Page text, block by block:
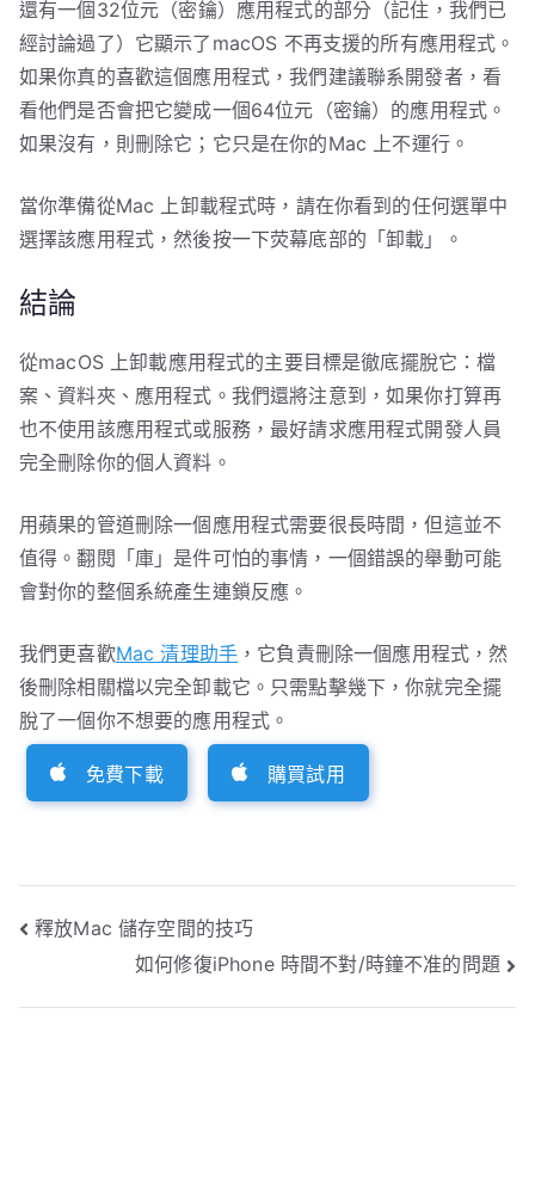
還有一個32位元（密鑰）應用程式的部分（記住，我們已
經討論過了）它顯示了macOS 不再支援的所有應用程式。
如果你真的喜歡這個應用程式，我們建議聯系開發者，看
看他們是否會把它變成一個64位元（密鑰）的應用程式。
如果沒有，則刪除它；它只是在你的Mac 上不運行。
當你準備從Mac 上卸載程式時，請在你看到的任何選單中
選擇該應用程式，然後按一下荧幕底部的「卸載」。
結論
從macOS 上卸載應用程式的主要目標是徹底擺脫它：檔
案、資料夾、應用程式。我們還將注意到，如果你打算再
也不使用該應用程式或服務，最好請求應用程式開發人員
完全刪除你的個人資料。
用蘋果的管道刪除一個應用程式需要很長時間，但這並不
值得。翻閱「庫」是件可怕的事情，一個錯誤的舉動可能
會對你的整個系統產生連鎖反應。
我們更喜歡Mac 清理助手 ，它負責刪除一個應用程式，然
後刪除相關檔以完全卸載它。只需點擊幾下，你就完全擺
脫了一個你不想要的應用程式。
免費下載 購買試用
文
釋放Mac 儲存空間的技巧
如何修復iPhone 時間不對/時鐘不准的問題